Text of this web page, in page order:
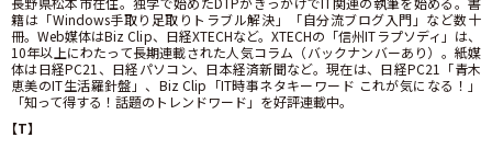
籍は「Windows手取り足取りトラブル解決」「自分流ブログ入門」など数十
冊。Web媒体はBiz Clip、日経XTECHなど。XTECHの「信州ITラプソディ」は、
10年以上にわたって長期連載された人気コラム（バックナンバーあり）。紙媒
体は日経PC21、日経パソコン、日本経済新聞など。現在は、日経PC21「青木
恵美のIT生活羅針盤」、Biz Clip「IT時事ネタキーワード これが気になる！」
「知って得する！話題のトレンドワード」を好評連載中。
【T】